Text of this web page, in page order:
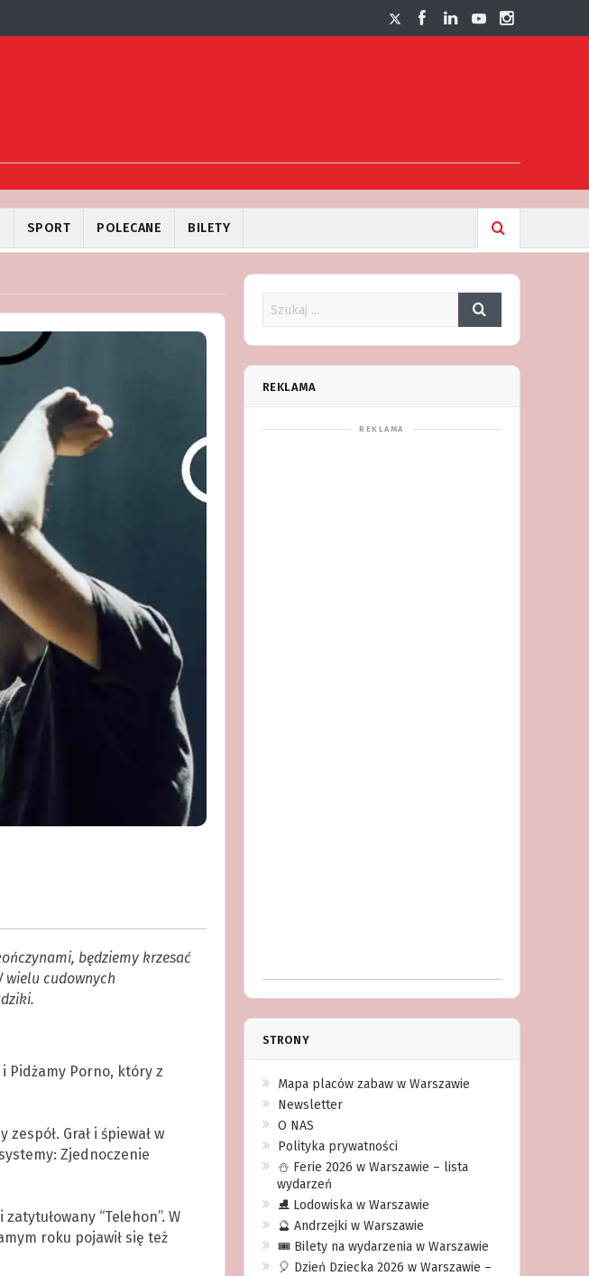
SPORT POLECANE BILETY
będziemy krzesać
wielu cudownych
Pidżamy Porno, który z
Grał i śpiewał w
Zjednoczenie
“Telehon”. W
roku pojawił się też
REKLAMA
STRONY
Mapa placów zabaw w Warszawie
Newsletter
O NAS
Polityka prywatności
⛄️ Ferie 2026 w Warszawie – lista
wydarzeń
⛸ Lodowiska w Warszawie
🔮 Andrzejki w Warszawie
🎟️ Bilety na wydarzenia w Warszawie
🎈 Dzień Dziecka 2026 w Warszawie –